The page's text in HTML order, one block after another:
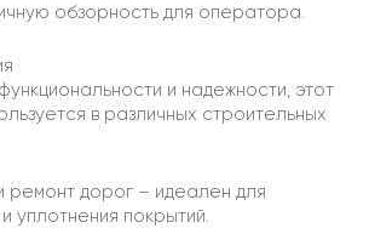
обзорность для оператора.
и надежности, этот
в различных строительных
ремонт дорог – идеален для
уплотнения покрытий.